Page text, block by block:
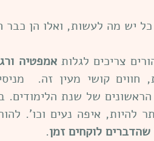
יש מה לעשות, ואלו הן כבר
צריכים לגלותאמפטיה
חווים קושי מעין זה.
של שנת הלימודים.
להיות, איפה נעים וכו'.
לוקחים זמן.